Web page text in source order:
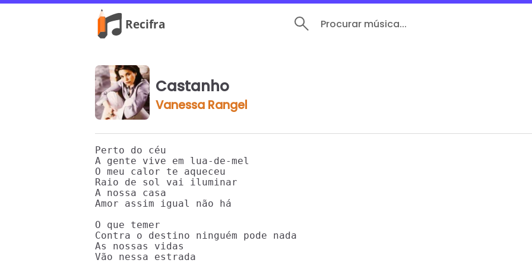
Procurar música...
Castanho
Vanessa Rangel
Perto do céu
A gente vive em lua-de-mel
O meu calor te aqueceu
Raio de sol vai iluminar
A nossa casa
Amor assim igual não há
O que temer
Contra o destino ninguém pode nada
As nossas vidas
Vão nessa estrada